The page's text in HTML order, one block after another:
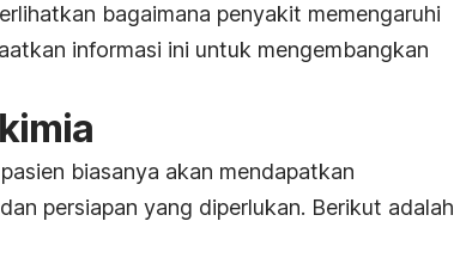
bagaimana penyakit memengaruhi
informasi ini untuk mengembangkan
biasanya akan mendapatkan
persiapan yang diperlukan. Berikut adalah